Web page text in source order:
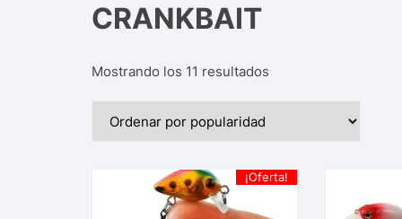
CRANKBAIT
Mostrando los 11 resultados
¡Oferta!